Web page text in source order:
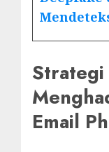
Strategi
Email